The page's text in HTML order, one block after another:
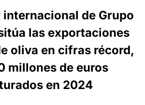
internacional de Grupo
las exportaciones
oliva en cifras récord,
millones de euros
en 2024